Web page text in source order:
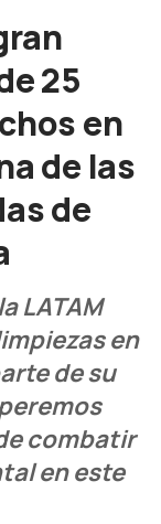
25
en
de las
de
LATAM
en
de su
combatir
en este